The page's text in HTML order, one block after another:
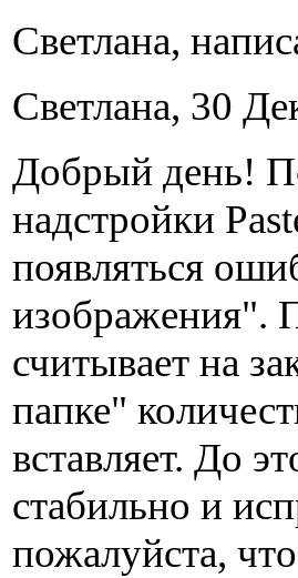
Светлана,
Светлана, 30
Добрый день!
надстройки
появляться
изображения".
считывает на
папке"
вставляет. До
стабильно и
пожалуйста,